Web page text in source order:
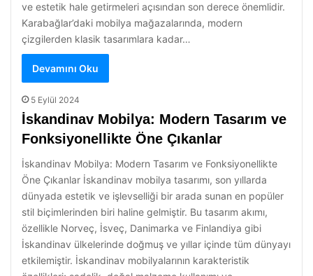
ve estetik hale getirmeleri açısından son derece önemlidir.
Karabağlar’daki mobilya mağazalarında, modern
çizgilerden klasik tasarımlara kadar…
Devamını Oku
5 Eylül 2024
İskandinav Mobilya: Modern Tasarım ve
Fonksiyonellikte Öne Çıkanlar
İskandinav Mobilya: Modern Tasarım ve Fonksiyonellikte
Öne Çıkanlar İskandinav mobilya tasarımı, son yıllarda
dünyada estetik ve işlevselliği bir arada sunan en popüler
stil biçimlerinden biri haline gelmiştir. Bu tasarım akımı,
özellikle Norveç, İsveç, Danimarka ve Finlandiya gibi
İskandinav ülkelerinde doğmuş ve yıllar içinde tüm dünyayı
etkilemiştir. İskandinav mobilyalarının karakteristik